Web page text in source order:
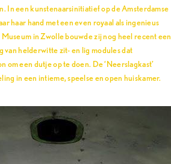
In een kunstenaarsinitiatief op de Amsterdamse
haar hand met een even royaal als ingenieus
in Zwolle bouwde zij nog heel recent een
van helderwitte zit- en lig modules dat
een dutje op te doen. De ‘Neerslagkast’
in een intieme, speelse en open huiskamer.